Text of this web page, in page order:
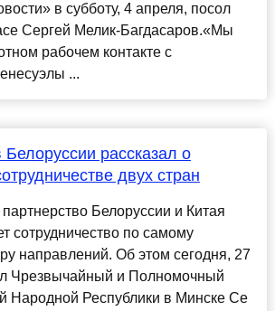
в субботу, 4 апреля, посол
Сергей Мелик-Багдасаров.«Мы
рабочем контакте с
...
рассказал о
двух стран
Белоруссии и Китая
сотрудничество по самому
направлений. Об этом сегодня, 27
Чрезвычайный и Полномочный
Народной Республики в Минске Се